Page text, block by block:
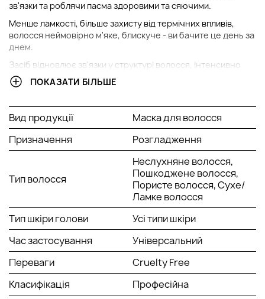
зв'язки та роблячи пасма здоровими та сяючими.
Менше ламкості, більше захисту від термічних впливів,
волосся неймовірно м'яке, блискуче - ви бачите це день за
днем.
Засіб відновлює зв'язки у структурі волосся, інтенсивно
живить без обтяження. Результат після першого
застосування. Проактивно зміцнює здатність волосся
У чому особливість лінії Defy Damage?
Секрет лінії Defy Damage - у новій системі захисту від
пошкоджень, яка містить такі ключові інгредієнти: аргінін,
олія насіння моринги та захисний ліпід.
Крім цього, лінія містить нову технологію SmartRelease –
унікальну систему доставки інгредієнтів у глибокі шари
волосся за допомогою ліпосом. Олію шипшини, аргінін і
кератин відновлюють, зміцнюють і захищають волосся від
щоденних пошкоджень.
Спосіб застосування:
Нанести на чисте, зволожене волосся. Витримати 2-3
хвилини. Змити.
ПОКАЗАТИ БІЛЬШЕ
Вид продукції
Маска для волосся
Призначення
Розгладження
Тип волосся
Неслухняне волосся,
Пошкоджене волосся,
Пористе волосся, Сухе/
Ламке волосся
Тип шкіри голови
Усі типи шкіри
Час застосування
Універсальний
Переваги
Cruelty Free
Класифікація
Професійна